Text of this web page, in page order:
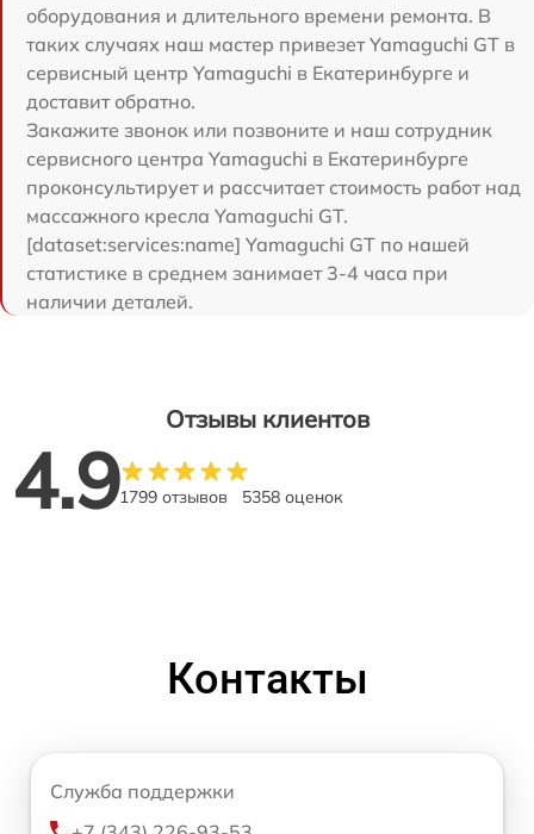
оборудования и длительного времени ремонта. В
таких случаях наш мастер привезет Yamaguchi GT в
сервисный центр Yamaguchi в Екатеринбурге и
доставит обратно.
Закажите звонок или позвоните и наш сотрудник
сервисного центра Yamaguchi в Екатеринбурге
проконсультирует и рассчитает стоимость работ над
массажного кресла Yamaguchi GT.
[dataset:services:name] Yamaguchi GT по нашей
статистике в среднем занимает 3-4 часа при
наличии деталей.
Отзывы клиентов
4.91799 отзывов 5358 оценок
Контакты
Служба поддержки